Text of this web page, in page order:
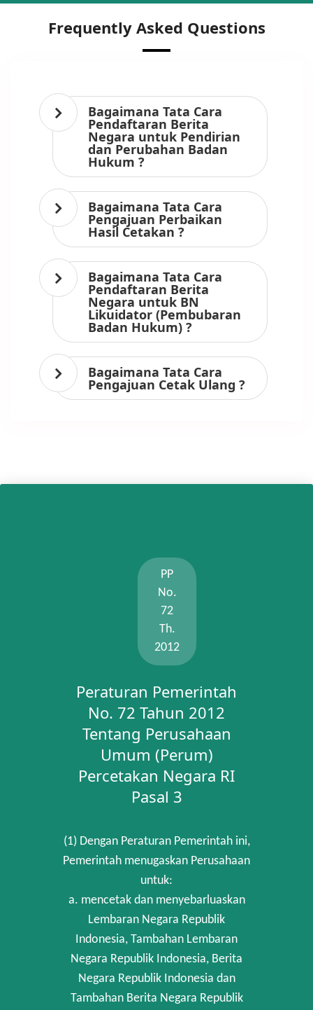
Frequently Asked Questions
Bagaimana Tata Cara
Pendaftaran Berita
Negara untuk Pendirian
dan Perubahan Badan
Hukum ?
Bagaimana Tata Cara
Pengajuan Perbaikan
Hasil Cetakan ?
Bagaimana Tata Cara
Pendaftaran Berita
Negara untuk BN
Likuidator (Pembubaran
Badan Hukum) ?
Bagaimana Tata Cara
Pengajuan Cetak Ulang ?
PP
No.
72
Th.
2012
Peraturan Pemerintah
No. 72 Tahun 2012
Tentang Perusahaan
Umum (Perum)
Percetakan Negara RI
Pasal 3
(1) Dengan Peraturan Pemerintah ini,
Pemerintah menugaskan Perusahaan
untuk:
a. mencetak dan menyebarluaskan
Lembaran Negara Republik
Indonesia, Tambahan Lembaran
Negara Republik Indonesia, Berita
Negara Republik Indonesia dan
Tambahan Berita Negara Republik